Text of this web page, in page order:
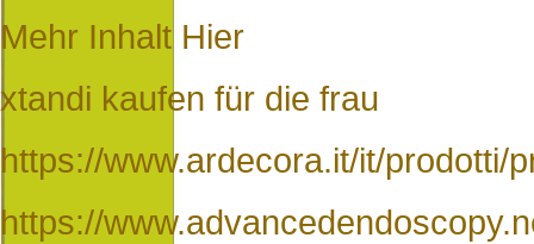
Mehr Inhalt Hier
xtandi kaufen für die frau
https://www.ardecora.it/it/prodotti/
https://